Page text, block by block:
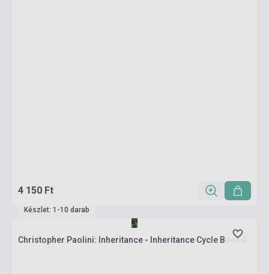
4 150 Ft
Készlet: 1-10 darab
Christopher Paolini: Inheritance - Inheritance Cycle Book 4